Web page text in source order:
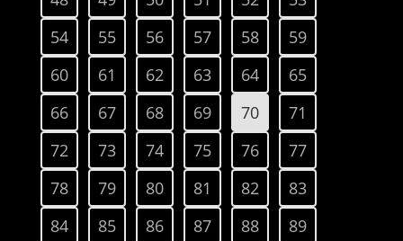
54
55 56 57 58
59
60
61 62 63 64
65
66
67 68 69 70
71
72
73 74 75 76
77
78
79 80 81 82
83
84
85 86 87 88
89